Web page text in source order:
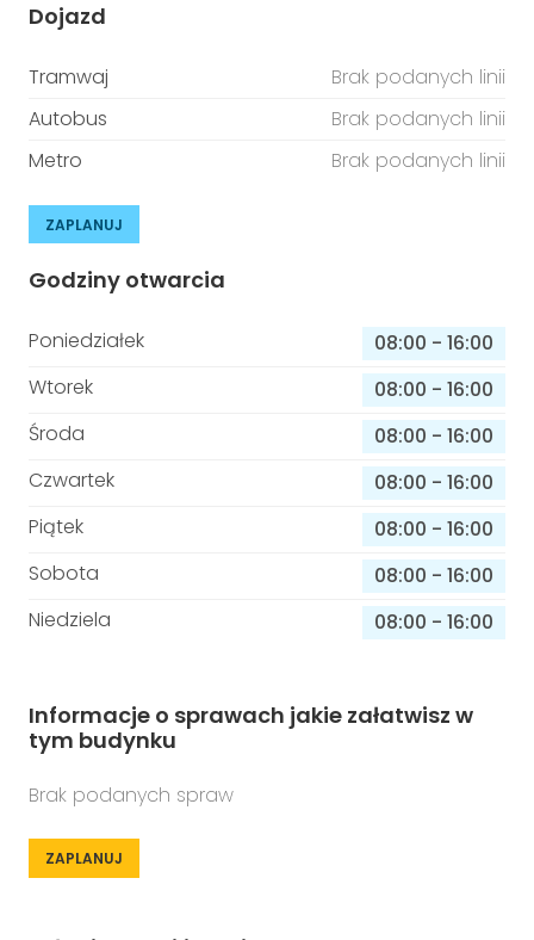
Dojazd
Tramwaj
Brak podanych linii
Autobus
Brak podanych linii
Metro
Brak podanych linii
ZAPLANUJ
Godziny otwarcia
Poniedziałek 08:00 - 16:00
Wtorek
08:00 - 16:00
Środa
08:00 - 16:00
Czwartek
08:00 - 16:00
Piątek
08:00 - 16:00
Sobota
08:00 - 16:00
Niedziela
08:00 - 16:00
Informacje o sprawach jakie załatwisz w
tym budynku
Brak podanych spraw
ZAPLANUJ